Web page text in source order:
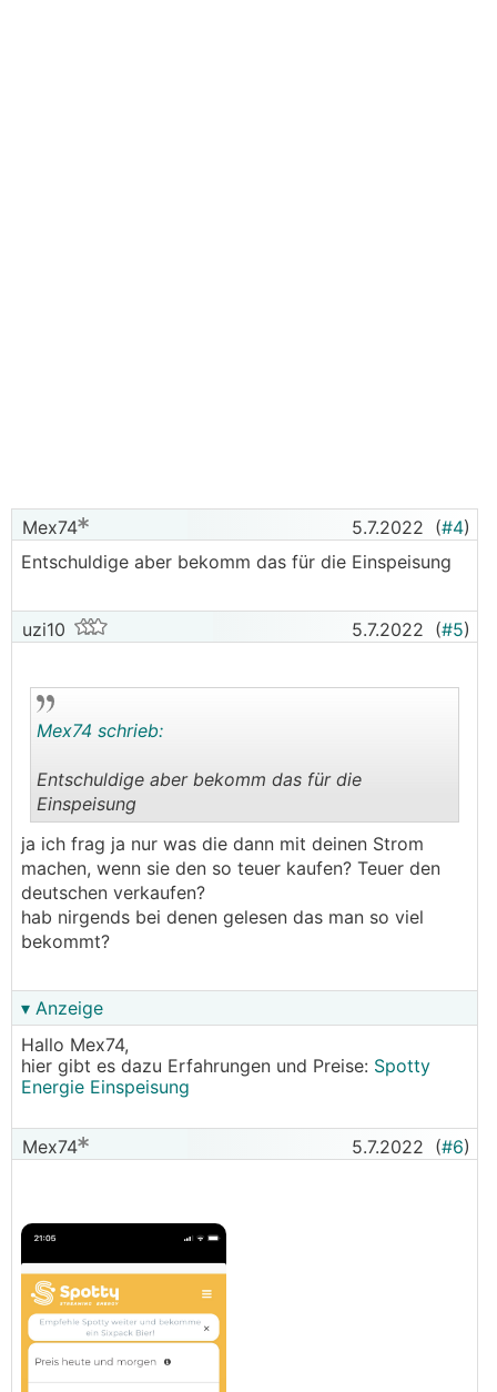
Mex74 5.7.2022 (#4)
Entschuldige aber bekomm das für die Einspeisung
uzi10 5.7.2022 (#5)
..
Mex74 schrieb:
Entschuldige aber bekomm das für die
Einspeisung
ja ich frag ja nur was die dann mit deinen Strom
machen, wenn sie den so teuer kaufen? Teuer den
deutschen verkaufen?
hab nirgends bei denen gelesen das man so viel
bekommt?
▾ Anzeige
Hallo Mex74,
hier gibt es dazu Erfahrungen und Preise: Spotty
Energie Einspeisung
Mex74 5.7.2022 (#6)